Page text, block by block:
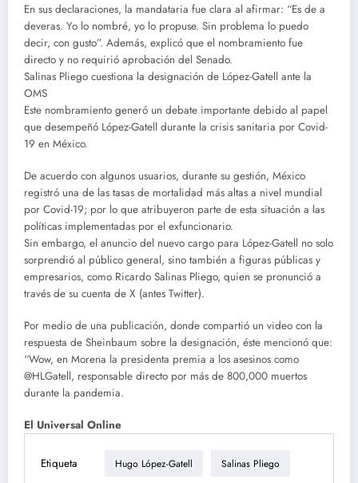
En sus declaraciones, la mandataria fue clara al afirmar: “Es de a
deveras. Yo lo nombré, yo lo propuse. Sin problema lo puedo
decir, con gusto”. Además, explicó que el nombramiento fue
directo y no requirió aprobación del Senado.
Salinas Pliego cuestiona la designación de López-Gatell ante la
OMS
Este nombramiento generó un debate importante debido al papel
que desempeñó López-Gatell durante la crisis sanitaria por Covid-
19 en México.
De acuerdo con algunos usuarios, durante su gestión, México
registró una de las tasas de mortalidad más altas a nivel mundial
por Covid-19; por lo que atribuyeron parte de esta situación a las
políticas implementadas por el exfuncionario.
Sin embargo, el anuncio del nuevo cargo para López-Gatell no solo
sorprendió al público general, sino también a figuras públicas y
empresarios, como Ricardo Salinas Pliego, quien se pronunció a
través de su cuenta de X (antes Twitter).
Por medio de una publicación, donde compartió un video con la
respuesta de Sheinbaum sobre la designación, éste mencionó que:
“Wow, en Morena la presidenta premia a los asesinos como
@HLGatell, responsable directo por más de 800,000 muertos
durante la pandemia.
El Universal Online
Etiqueta Hugo López-Gatell Salinas Pliego